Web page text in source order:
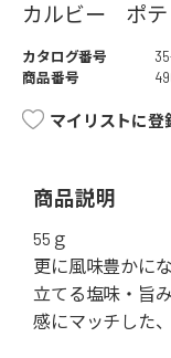
カルビー ポ
カタログ番号
商品番号
マイリストに登
商品説明
55ｇ
更に風味豊かに
立てる塩味・旨
感にマッチした